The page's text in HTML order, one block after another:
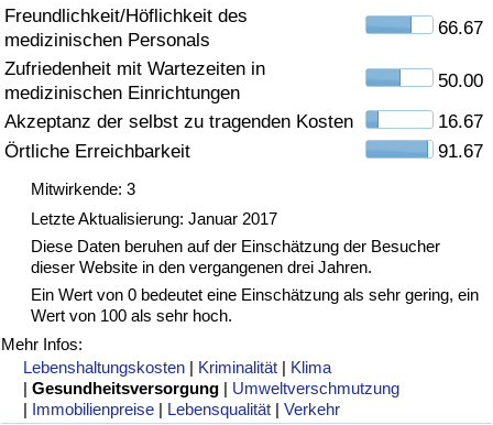
Freundlichkeit/Höflichkeit des
medizinischen Personals
66.67
Zufriedenheit mit Wartezeiten in
medizinischen Einrichtungen
50.00
Akzeptanz der selbst zu tragenden Kosten
16.67
Örtliche Erreichbarkeit
91.67
Mitwirkende: 3
Letzte Aktualisierung: Januar 2017
Diese Daten beruhen auf der Einschätzung der Besucher
dieser Website in den vergangenen drei Jahren.
Ein Wert von 0 bedeutet eine Einschätzung als sehr gering, ein
Wert von 100 als sehr hoch.
Mehr Infos:
Lebenshaltungskosten | Kriminalität | Klima
|Gesundheitsversorgung | Umweltverschmutzung
| Immobilienpreise | Lebensqualität |Verkehr
Gesundheitsversorgungs-Index (aktuell)
Gesundheitsversorgungs-Index
Gesundheitsversorgungs-Index nach Land
Umweltverschmutzung
Umweltverschmutzungs-Index (aktuell)
Verschmutzungsindex
Umweltverschmutzungs-Index nach Land
Verkehr